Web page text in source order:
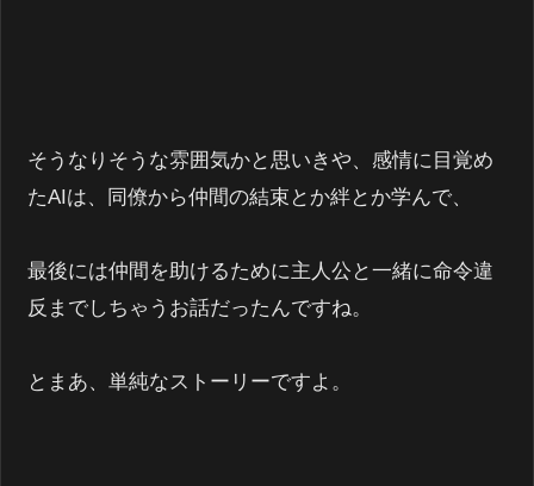
そうなりそうな雰囲気かと思いきや、感情に目覚め
たAIは、同僚から仲間の結束とか絆とか学んで、
最後には仲間を助けるために主人公と一緒に命令違
反までしちゃうお話だったんですね。
とまあ、単純なストーリーですよ。